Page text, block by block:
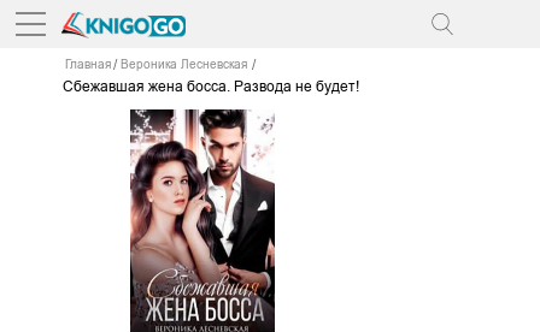
Главная Вероника Лесневская
Сбежавшая жена босса. Развода не будет!